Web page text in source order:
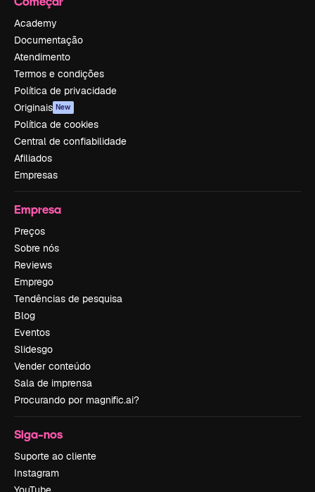
Academy
Documentação
Atendimento
Termos e condições
Política de privacidade
Originais New
Política de cookies
Central de confiabilidade
Afiliados
Empresas
Empresa
Preços
Sobre nós
Reviews
Emprego
Tendências de pesquisa
Blog
Eventos
Slidesgo
Vender conteúdo
Sala de imprensa
Procurando por magnific.ai?
Siga-nos
Suporte ao cliente
Instagram